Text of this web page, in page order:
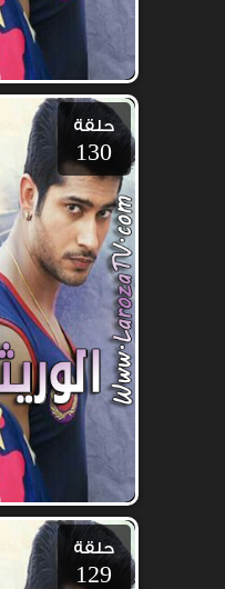
حلقة
130
حلقة
129